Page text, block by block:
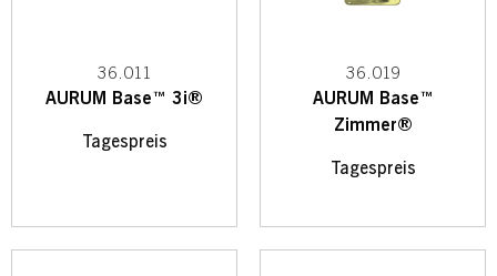
36.011
AURUM Base™ 3i®
Tagespreis
36.019
AURUM Base™
Zimmer®
Tagespreis